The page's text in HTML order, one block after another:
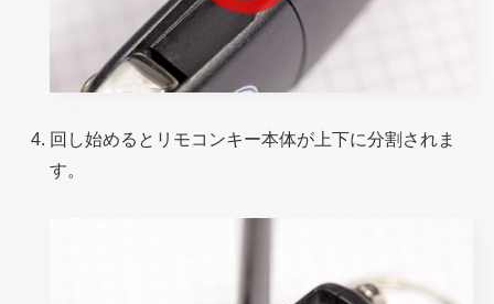
回し始めるとリモコンキー本体が上下に分割されま
す。